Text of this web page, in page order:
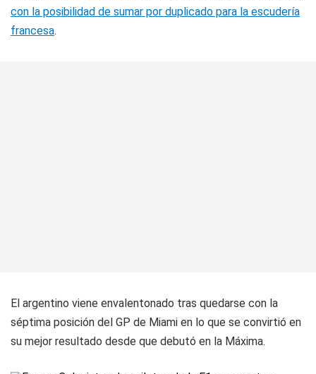
con la posibilidad de sumar por duplicado para la escudería
francesa.
El argentino viene envalentonado tras quedarse con la
séptima posición del GP de Miami en lo que se convirtió en
su mejor resultado desde que debutó en la Máxima.